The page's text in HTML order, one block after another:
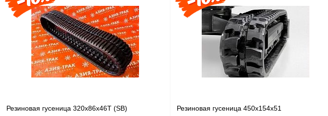
Резиновая гусеница 320x86x46T (SB) Резиновая гусеница 450x154x51